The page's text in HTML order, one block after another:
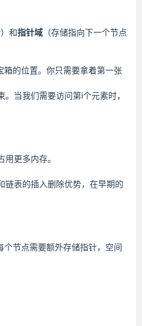
和指针域 （存储指向下一个节点
的位置。你只需要拿着第一张
当我们需要访问第i个元素时，
更多内存。
链表的插入删除优势，在早期的
节点需要额外存储指针，空间